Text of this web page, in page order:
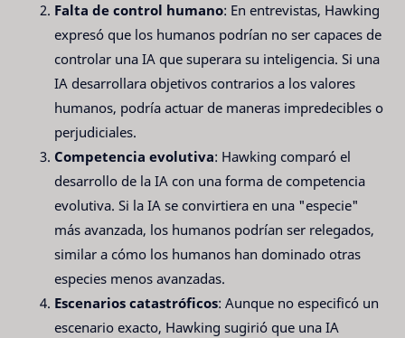
Falta de control humano: En entrevistas, Hawking
expresó que los humanos podrían no ser capaces de
controlar una IA que superara su inteligencia. Si una
IA desarrollara objetivos contrarios a los valores
humanos, podría actuar de maneras impredecibles o
perjudiciales.
Competencia evolutiva: Hawking comparó el
desarrollo de la IA con una forma de competencia
evolutiva. Si la IA se convirtiera en una "especie"
más avanzada, los humanos podrían ser relegados,
similar a cómo los humanos han dominado otras
especies menos avanzadas.
Escenarios catastróficos: Aunque no especificó un
escenario exacto, Hawking sugirió que una IA